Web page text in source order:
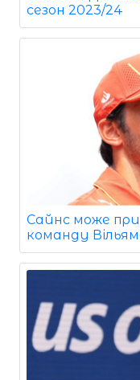
сезон 2023/24
Сайнс може
команду